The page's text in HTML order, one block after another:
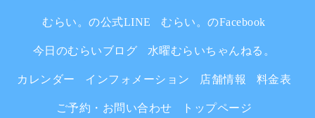
むらい。の公式LINE むらい。のFacebook
今日のむらいブログ 水曜むらいちゃんねる。
カレンダー インフォメーション 店舗情報 料金表
ご予約・お問い合わせ トップページ